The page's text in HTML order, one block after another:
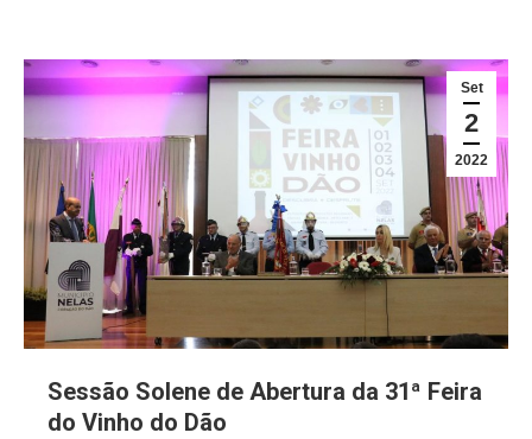
Set
2
2022
Sessão Solene de Abertura da 31ª Feira
do Vinho do Dão